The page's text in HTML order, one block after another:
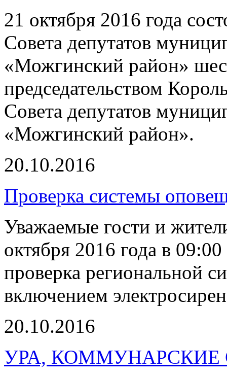
21 октября 2016 года
Совета депутатов
«Можгинский район»
председательством
Совета депутатов
«Можгинский район».
20.10.2016
Проверка системы
Уважаемые гости и
октября 2016 года в
проверка региональной
включением
20.10.2016
УРА, КОММУНАРСКИЕ